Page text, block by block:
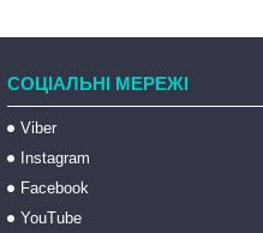
СОЦІАЛЬНІ МЕРЕЖІ
Viber
Instagram
Facebook
YouTube